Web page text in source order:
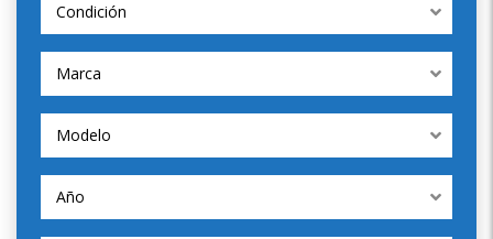
Condición
Marca
Modelo
Año